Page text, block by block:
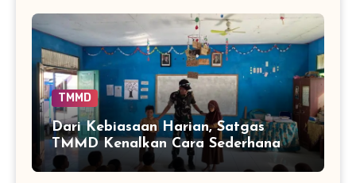
TMMD
Dari Kebiasaan Harian, Satgas
TMMD Kenalkan Cara Sederhana
Mencegah Penyakit Sejak Dini